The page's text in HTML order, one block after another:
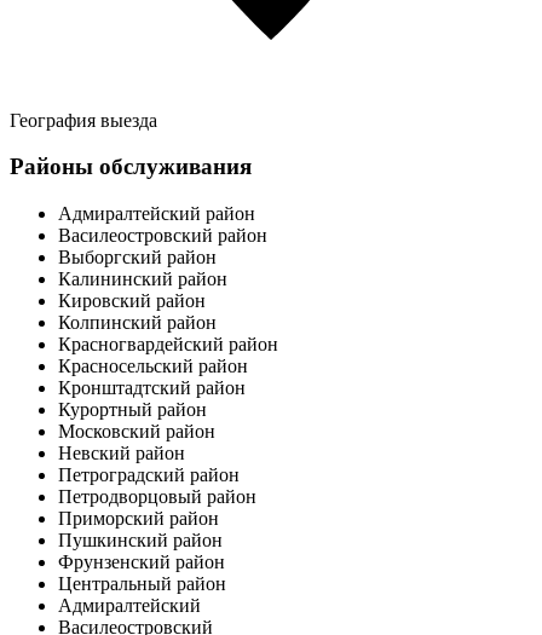
География выезда
Районы обслуживания
Адмиралтейский район
Василеостровский район
Выборгский район
Калининский район
Кировский район
Колпинский район
Красногвардейский район
Красносельский район
Кронштадтский район
Курортный район
Московский район
Невский район
Петроградский район
Петродворцовый район
Приморский район
Пушкинский район
Фрунзенский район
Центральный район
Адмиралтейский
Василеостровский